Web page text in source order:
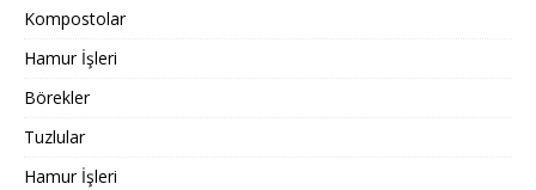
Kompostolar
Hamur İşleri
Börekler
Tuzlular
Hamur İşleri